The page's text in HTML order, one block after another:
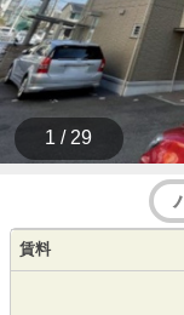
1 / 29
賃料